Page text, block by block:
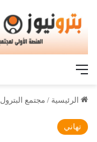
القائمة
الرئيسية / مجتمع البترول
تهاني